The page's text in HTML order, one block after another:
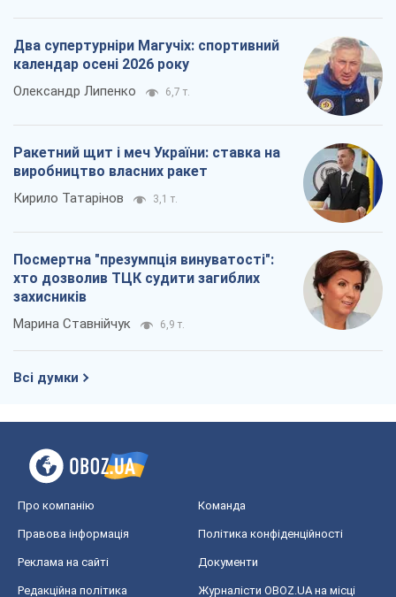
Два супертурніри Магучіх: спортивний
календар осені 2026 року
Олександр Липенко 6,7 т.
Ракетний щит і меч України: ставка на
виробництво власних ракет
Кирило Татарінов 3,1 т.
Посмертна "презумпція винуватості":
хто дозволив ТЦК судити загиблих
захисників
Марина Ставнійчук 6,9 т.
Всі думки
Про компанію Команда
Правова інформація Політика конфіденційності
Реклама на сайті Документи
Редакційна політика
Журналісти OBOZ.UA на місці